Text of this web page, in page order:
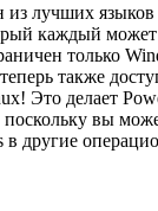
лучших языков
каждый может
только
также
Это делает
вы
в другие